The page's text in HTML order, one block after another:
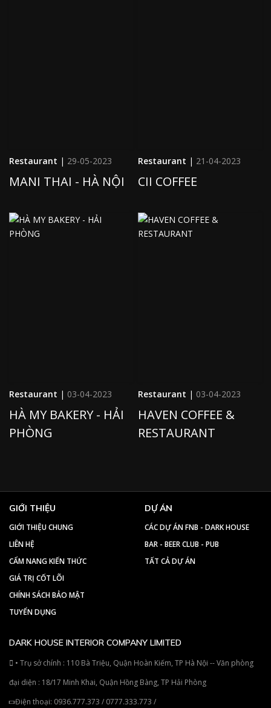
Restaurant | 29-05-2023
MANI THAI - HÀ NỘI
Restaurant | 21-04-2023
CII COFFEE
Restaurant | 03-04-2023
HÀ MY BAKERY - HẢI
PHÒNG
Restaurant | 03-04-2023
HAVEN COFFEE &
RESTAURANT
GIỚI THIỆU
GIỚI THIỆU CHUNG
LIÊN HỆ
CẨM NANG KIẾN THỨC
GIÁ TRỊ CỐT LÕI
CHÍNH SÁCH BẢO MẬT
TUYỂN DỤNG
DỰ ÁN
CÁC DỰ ÁN FNB - DARK HOUSE
BAR - BEER CLUB - PUB
TẤT CẢ DỰ ÁN
DARK HOUSE INTERIOR COMPANY LIMITED
• Trụ sở chính : 110 Bà Triệu, Quận Hoàn Kiếm, TP Hà Nội -- Văn phòng
đại diện : 18/17 Minh Khai, Quận Hồng Bàng, TP Hải Phòng
Điện thoại: 0936.777.373 / 0777.333.773 /